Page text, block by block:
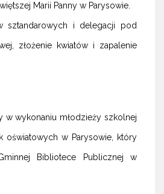
Marii Panny w Parysowie.
sztandarowych i delegacji pod
złożenie kwiatów i zapalenie
w wykonaniu młodzieży szkolnej
oświatowych w Parysowie, który
Bibliotece Publicznej w